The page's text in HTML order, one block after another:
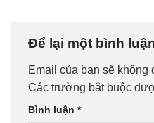
Để lại một bình
Email của bạn sẽ
Các trường bắt buộc
Bình luận *